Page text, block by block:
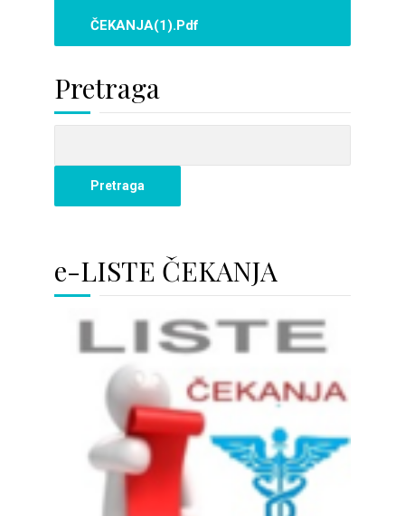
ČEKANJA(1).pdf
Pretraga
e-LISTE ČEKANJA